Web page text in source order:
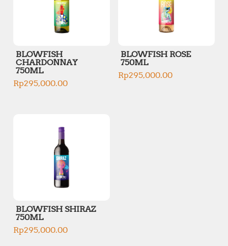
BLOWFISH
CHARDONNAY
750ML
Rp295,000.00
BLOWFISH ROSE
750ML
Rp295,000.00
BLOWFISH SHIRAZ
750ML
Rp295,000.00